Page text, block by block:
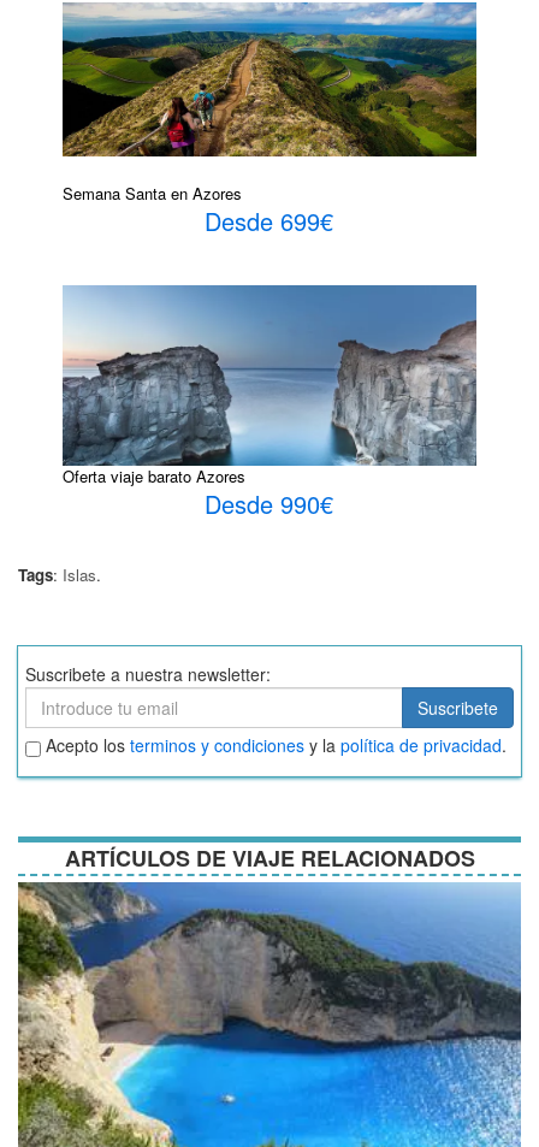
Semana Santa en Azores
Desde 699€
Oferta viaje barato Azores
Desde 990€
Tags: Islas.
Suscribete a nuestra newsletter:
Suscribete
Suscribete
Aceptar
términos
y
Acepto los terminos y condiciones y la política de privacidad.
ARTÍCULOS DE VIAJE RELACIONADOS